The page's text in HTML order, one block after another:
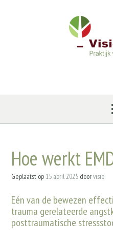
Hoe werkt
Geplaatst op 15 april 2025 doorvisie
Eén van de bewezen
trauma gerelateerde
posttraumatische